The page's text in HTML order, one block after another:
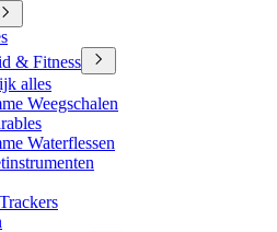
& Fitness
alles
Weegschalen
Waterflessen